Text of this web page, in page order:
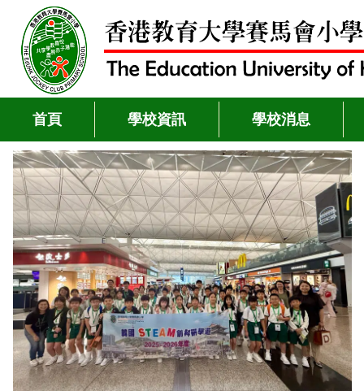
首頁 學校資訊 學校消息